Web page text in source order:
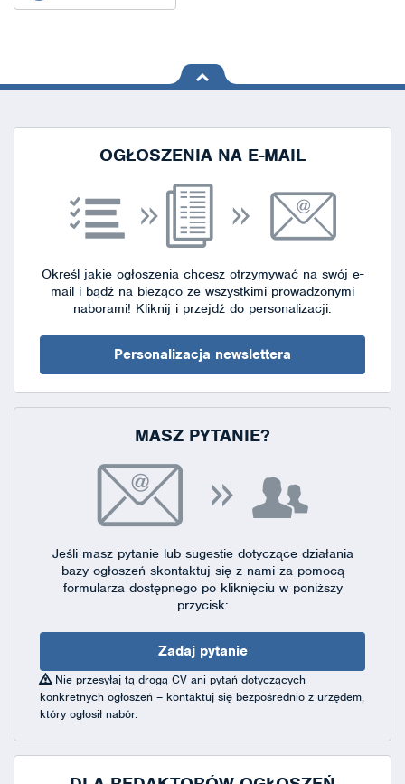
na górę
OGŁOSZENIA NA E-MAIL
Określ jakie ogłoszenia chcesz otrzymywać na swój e-
mail i bądź na bieżąco ze wszystkimi prowadzonymi
naborami! Kliknij i przejdź do personalizacji.
Personalizacja newslettera
MASZ PYTANIE?
Jeśli masz pytanie lub sugestie dotyczące działania
bazy ogłoszeń skontaktuj się z nami za pomocą
formularza dostępnegopo kliknięciu w poniższy
przycisk:
Zadaj pytanie
Nie przesyłaj tą drogą CV ani pytań dotyczących
konkretnych ogłoszeń – kontaktuj się bezpośrednio z urzędem,
który ogłosił nabór.